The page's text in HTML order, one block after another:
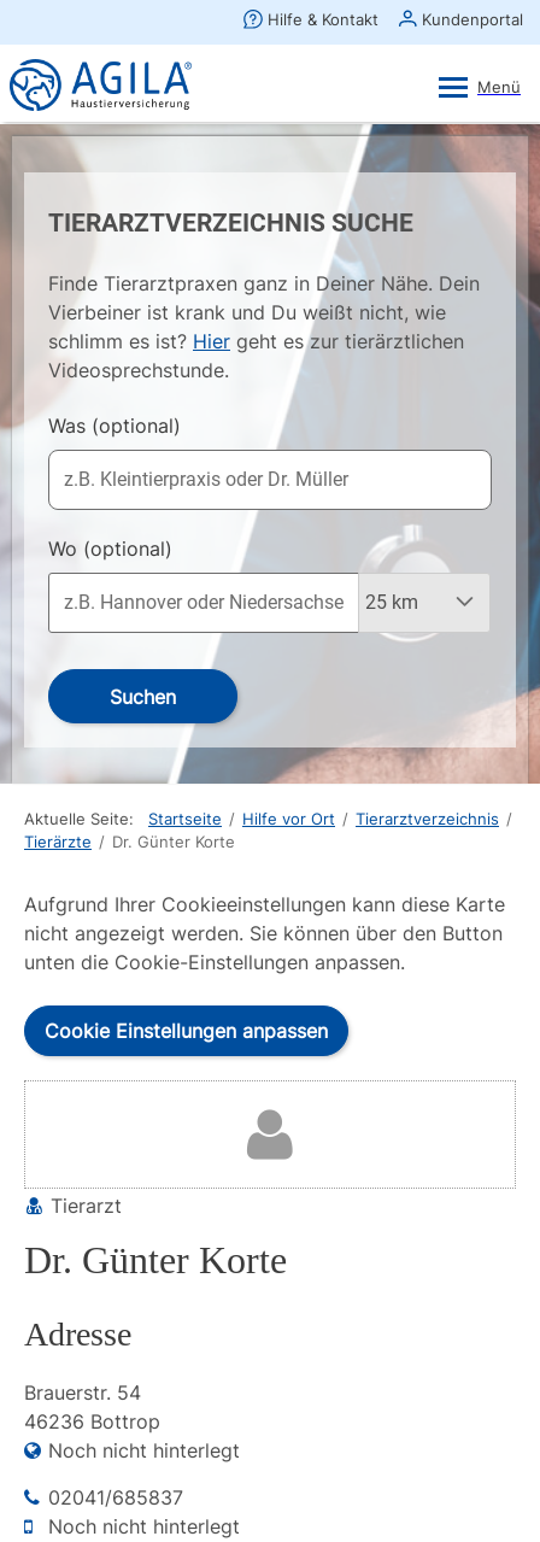
TIERARZTVERZEICHNIS SUCHE
Finde Tierarztpraxen ganz in Deiner Nähe. Dein
Vierbeiner ist krank und Du weißt nicht, wie
schlimm es ist? Hier geht es zur tierärztlichen
Videosprechstunde.
Was (optional)
Wo (optional)
Suchen
Aktuelle Seite: Startseite / Hilfe vor Ort / Tierarztverzeichnis /
Tierärzte / Dr. Günter Korte
Aufgrund Ihrer Cookieeinstellungen kann diese Karte
nicht angezeigt werden. Sie können über den Button
unten die Cookie-Einstellungen anpassen.
Cookie Einstellungen anpassen
Tierarzt
Dr. Günter Korte
Adresse
Brauerstr. 54
46236 Bottrop
Noch nicht hinterlegt
02041/685837
Noch nicht hinterlegt
×
AGILA Kunden-App
Gratis - Im Play Store laden
Ansehen